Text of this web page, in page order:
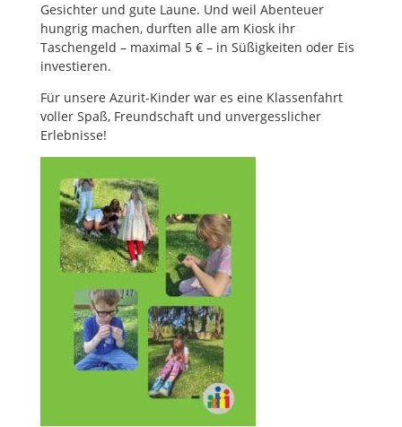
Gesichter und gute Laune. Und weil Abenteuer
hungrig machen, durften alle am Kiosk ihr
Taschengeld – maximal 5 € – in Süßigkeiten oder Eis
investieren.
Für unsere Azurit-Kinder war es eine Klassenfahrt
voller Spaß, Freundschaft und unvergesslicher
Erlebnisse!